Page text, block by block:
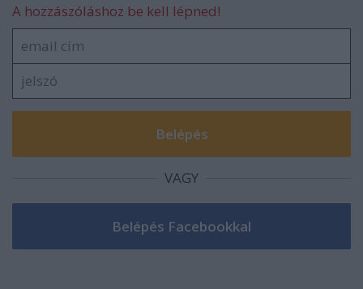
A hozzászóláshoz be kell lépned!
VAGY